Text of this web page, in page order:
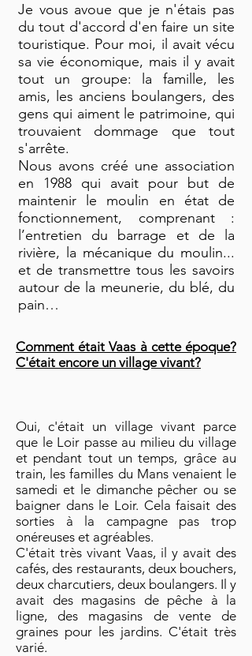
Je vous avoue que je n'étais pas
du tout d'accord d'en faire un site
touristique. Pour moi, il avait vécu
sa vie économique, mais il y avait
tout un groupe: la famille, les
amis, les anciens boulangers, des
gens qui aiment le patrimoine, qui
trouvaient dommage que tout
s'arrête.
Nous avons créé une association
en 1988 qui avait pour but de
maintenir le moulin en état de
fonctionnement, comprenant :
l’entretien du barrage et de la
rivière, la mécanique du moulin...
et de transmettre tous les savoirs
autour de la meunerie, du blé, du
pain…
Comment était Vaas à cette époque?
C'était encore un village vivant?
Oui, c'était un village vivant parce
que le Loir passe au milieu du village
et pendant tout un temps, grâce au
train, les familles du Mans venaient le
samedi et le dimanche pêcher ou se
baigner dans le Loir. Cela faisait des
sorties à la campagne pas trop
onéreuses et agréables.
C'était très vivant Vaas, il y avait des
cafés, des restaurants, deux bouchers,
deux charcutiers, deux boulangers. Il y
avait des magasins de pêche à la
ligne, des magasins de vente de
graines pour les jardins. C'était très
varié.